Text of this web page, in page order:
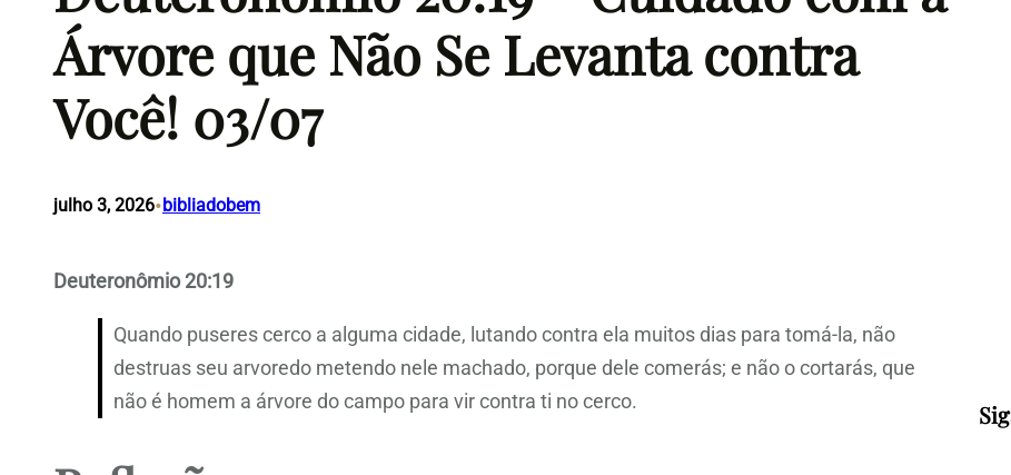
Árvore que Não Se Levanta contra
Você! 03/07
julho 3, 2026• bibliadobem
Deuteronômio 20:19
Quando puseres cerco a alguma cidade, lutando contra ela muitos dias para tomá-la, não
destruas seu arvoredo metendo nele machado, porque dele comerás; e não o cortarás, que
não é homem a árvore do campo para vir contra ti no cerco.